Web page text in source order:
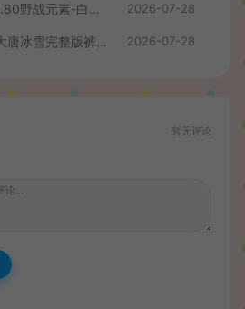
战神引擎传奇手游【1.80野战元素-白猪7.2免授权】最新整理Win系特色服务端+安卓+GM授权物品后台+详细搭建教程 2026-07-28
战神引擎传奇手游【大唐冰雪完整版裤衩7.0免授权】最新整理Win系特色服务端+GM授权后台+安卓苹果双端+详细搭建教程 2026-07-28
暂无评论